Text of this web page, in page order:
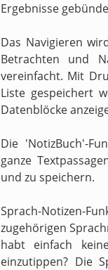
Ergebnisse
Das Navigieren
Betrachten und
vereinfacht. Mit
Liste gespeichert
Datenblöcke
Die 'NotizBuch'-
ganze
und zu speichern.
Sprach-Notizen-
zugehörigen
habt einfach
einzutippen? Die